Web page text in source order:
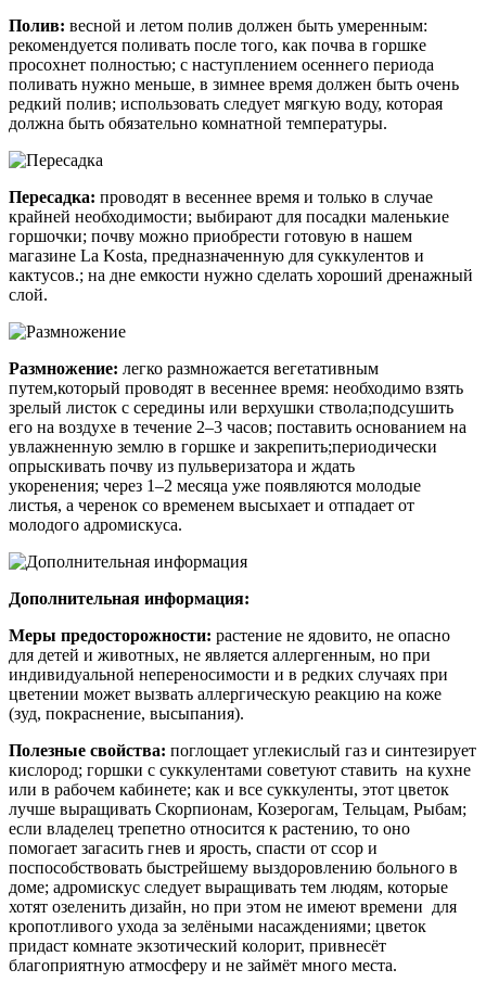
Полив: весной и летом полив должен быть умеренным:
рекомендуется поливать после того, как почва в горшке
просохнет полностью; с наступлением осеннего периода
поливать нужно меньше, в зимнее время должен быть очень
редкий полив; использовать следует мягкую воду, которая
должна быть обязательно комнатной температуры.
Пересадка: проводят в весеннее время и только в случае
крайней необходимости; выбирают для посадки маленькие
горшочки; почву можно приобрести готовую в нашем
магазине La Kosta, предназначенную для суккулентов и
кактусов.; на дне емкости нужно сделать хороший дренажный
слой.
Размножение: легко размножается вегетативным
путем,который проводят в весеннее время: необходимо взять
зрелый листок с середины или верхушки ствола;подсушить
его на воздухе в течение 2–3 часов; поставить основанием на
увлажненную землю в горшке и закрепить;периодически
опрыскивать почву из пульверизатора и ждать
укоренения; через 1–2 месяца уже появляются молодые
листья, а черенок со временем высыхает и отпадает от
молодого адромискуса.
Дополнительная информация:
Меры предосторожности: растение не ядовито, не опасно
для детей и животных, не является аллергенным, но при
индивидуальной непереносимости и в редких случаях при
цветении может вызвать аллергическую реакцию на коже
(зуд, покраснение, высыпания).
Полезные свойства: поглощает углекислый газ и синтезирует
кислород; горшки с суккулентами советуют ставить на кухне
или в рабочем кабинете; как и все суккуленты, этот цветок
лучше выращивать Скорпионам, Козерогам, Тельцам, Рыбам;
если владелец трепетно относится к растению, то оно
помогает загасить гнев и ярость, спасти от ссор и
поспособствовать быстрейшему выздоровлению больного в
доме; адромискус следует выращивать тем людям, которые
хотят озеленить дизайн, но при этом не имеют времени для
кропотливого ухода за зелёными насаждениями; цветок
придаст комнате экзотический колорит, привнесёт
благоприятную атмосферу и не займёт много места.